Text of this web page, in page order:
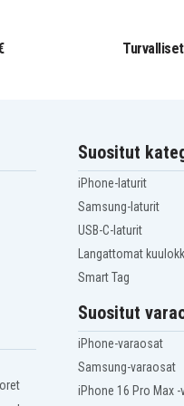
Suositut
iPhone-laturit
Samsung-laturit
USB-C-laturit
Langattomat
Smart Tag
Suositut
iPhone-varaosat
Samsung-varaosat
iPhone 16 Pro Max